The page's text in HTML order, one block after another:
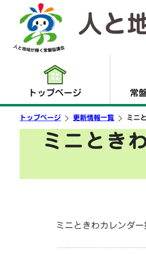
人と
トップページ 常
トップページ 更新情報一覧 ミニ
ミニとき
ミニときわカレンダ